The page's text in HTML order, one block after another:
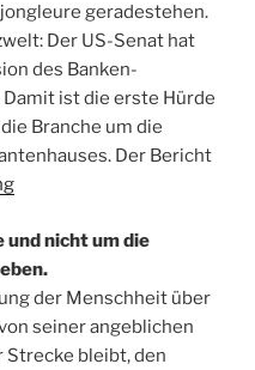
geradestehen.
Der US-Senat hat
des Banken-
ist die erste Hürde
Branche um die
Der Bericht
und nicht um die
der Menschheit über
seiner angeblichen
Strecke bleibt, den